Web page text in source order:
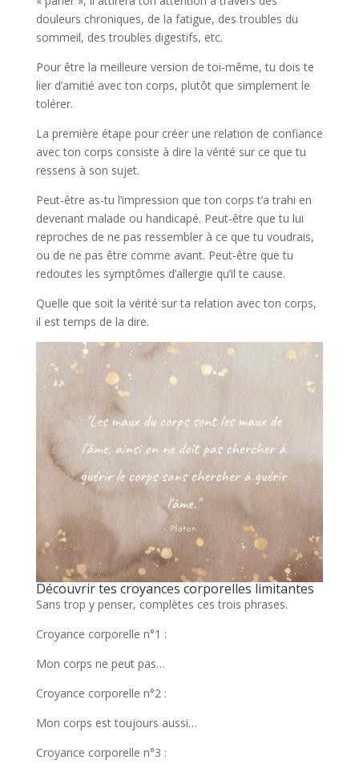
douleurs chroniques, de la fatigue, des troubles du
sommeil, des troubles digestifs, etc.
Pour être la meilleure version de toi-même, tu dois te
lier d’amitié avec ton corps, plutôt que simplement le
tolérer.
La première étape pour créer une relation de confiance
avec ton corps consiste à dire la vérité sur ce que tu
ressens à son sujet.
Peut-être as-tu l’impression que ton corps t’a trahi en
devenant malade ou handicapé. Peut-être que tu lui
reproches de ne pas ressembler à ce que tu voudrais,
ou de ne pas être comme avant. Peut-être que tu
redoutes les symptômes d’allergie qu’il te cause.
Quelle que soit la vérité sur ta relation avec ton corps,
il est temps de la dire.
Découvrir tes croyances corporelles limitantes
Sans trop y penser, complètes ces trois phrases.
Croyance corporelle n°1 :
Mon corps ne peut pas…
Croyance corporelle n°2 :
Mon corps est toujours aussi…
Croyance corporelle n°3 :